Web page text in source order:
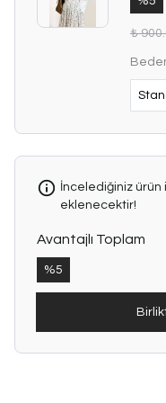
tasarlandı. Etek
ucundaki ince
konfor sağlar.
Lastikli beli
sayesinde farklı
sağlar ve rahat bir
kullanım sunar.
Kloş kesimiyle
oluşturur.
₺
İncelediğiniz
eklenecektir!
Avantajlı Toplam
%5